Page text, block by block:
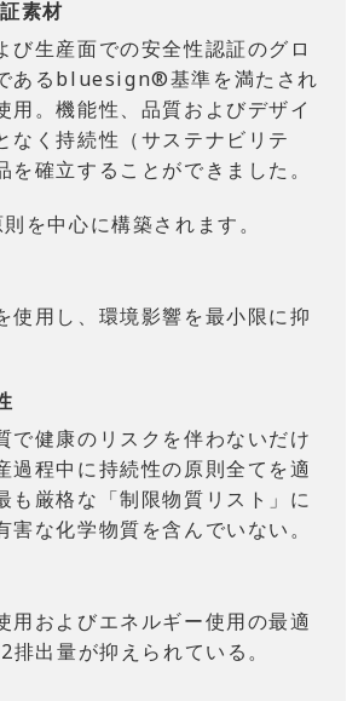
素材
び生産面での安全性認証のグロ
あるbluesign®基準を満たされ
用。機能性、品質およびデザイ
なく持続性（サステナビリテ
を確立することができました。
を中心に構築されます。
使用し、環境影響を最小限に抑
で健康のリスクを伴わないだけ
過程中に持続性の原則全てを適
も厳格な「制限物質リスト」に
害な化学物質を含んでいない。
用およびエネルギー使用の最適
排出量が抑えられている。